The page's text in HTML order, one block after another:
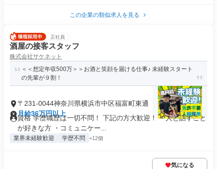
この企業の類似求人を見る
正社員
酒屋の接客スタッフ
株式会社サケネット
＜＜想定年収500万＞＞お酒と笑顔を届ける仕事♪ 未経験スタート
の先輩が９割！
〒231-0044神奈川県横浜市中区福富町東通
月給36万円以上
資格 学歴職歴は一切不問！ 下記の方大歓迎！ ・人と話すこと
が好きな方 ・コミュニケー...
業界未経験歓迎 学歴不問 +12個
気になる